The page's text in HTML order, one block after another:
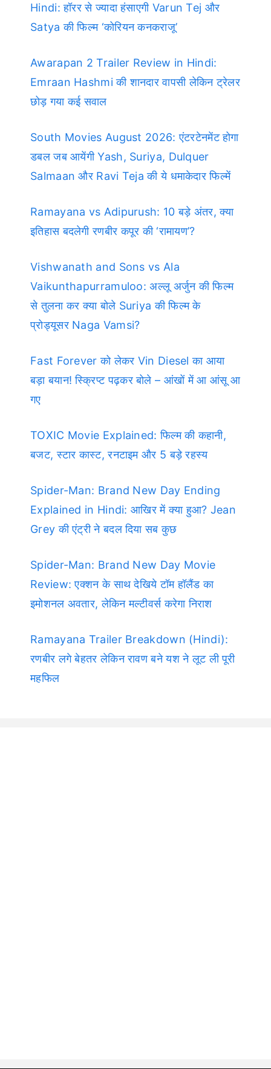
Hindi: हॉरर से ज्यादा हंसाएगी Varun Tej और
Satya की फिल्म ‘कोरियन कनकराजू’
Awarapan 2 Trailer Review in Hindi:
Emraan Hashmi की शानदार वापसी लेकिन ट्रेलर
छोड़ गया कई सवाल
South Movies August 2026: एंटरटेनमेंट होगा
डबल जब आयेंगी Yash, Suriya, Dulquer
Salmaan और Ravi Teja की ये धमाकेदार फिल्में
Ramayana vs Adipurush: 10 बड़े अंतर, क्या
इतिहास बदलेगी रणबीर कपूर की ‘रामायण’?
Vishwanath and Sons vs Ala
Vaikunthapurramuloo: अल्लू अर्जुन की फिल्म
से तुलना कर क्या बोले Suriya की फिल्म के
प्रोड्यूसर Naga Vamsi?
Fast Forever को लेकर Vin Diesel का आया
बड़ा बयान! स्क्रिप्ट पढ़कर बोले – आंखों में आ आंसू आ
गए
TOXIC Movie Explained: फिल्म की कहानी,
बजट, स्टार कास्ट, रनटाइम और 5 बड़े रहस्य
Spider-Man: Brand New Day Ending
Explained in Hindi: आखिर में क्या हुआ? Jean
Grey की एंट्री ने बदल दिया सब कुछ
Spider-Man: Brand New Day Movie
Review: एक्शन के साथ देखिये टॉम हॉलैंड का
इमोशनल अवतार, लेकिन मल्टीवर्स करेगा निराश
Ramayana Trailer Breakdown (Hindi):
रणबीर लगे बेहतर लेकिन रावण बने यश ने लूट ली पूरी
महफिल